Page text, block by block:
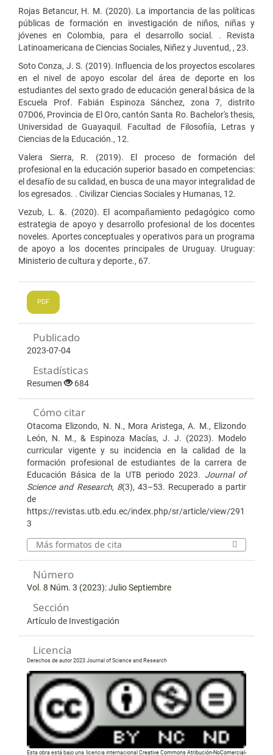
Rojas Betancur, H. M. (2020). La importancia de las políticas
públicas de formación en investigación de niños, niñas y
jóvenes en Colombia, para el desarrollo social. . Revista
Latinoamericana de Ciencias Sociales, Niñez y Juventud, , 23.
Soto Conza, J. S. (2019). Influencia de los proyectos escolares
en el nivel de apoyo escolar del área de deporte en los
estudiantes del sexto grado de educación general básica de la
Escuela Prof. Fabián Espinoza Sánchez, zona 7, distrito
07D06, Provincia de El Oro, cantón Santa Ro. Bachelor's thesis,
Universidad de Guayaquil. Facultad de Filosofiía, Letras y
Ciencias de la Educación., 12.
Valera Sierra, R. (2019). El proceso de formación del
profesional en la educación superior basado en competencias:
el desafío de su calidad, en busca de una mayor integralidad de
los egresados. . Civilizar Ciencias Sociales y Humanas, 12.
Vezub, L. &. (2020). El acompañamiento pedagógico como
estrategia de apoyo y desarrollo profesional de los docentes
noveles. Aportes conceptuales y operativos para un programa
de apoyo a los docentes principales de Uruguay. Uruguay:
Ministerio de cultura y deporte., 67.
PDF
Publicado
2023-07-04
Estadísticas
Resumen 684
Cómo citar
Otacoma Elizondo, N. N., Mora Aristega, A. M., Elizondo
León, N. M., & Espinoza Macías, J. J. (2023). Modelo
curricular vigente y su incidencia en la calidad de la
formación profesional de estudiantes de la carrera de
Educación Básica de la UTB periodo 2023. Journal of
Science and Research, 8(3), 43–53. Recuperado a partir
de
https://revistas.utb.edu.ec/index.php/sr/article/view/291
3
Más formatos de cita
Número
Vol. 8 Núm. 3 (2023): Julio Septiembre
Sección
Artículo de Investigación
Licencia
Derechos de autor 2023 Journal of Science and Research
Esta obra está bajo una licencia internacionalCreative Commons Atribución-NoComercial-